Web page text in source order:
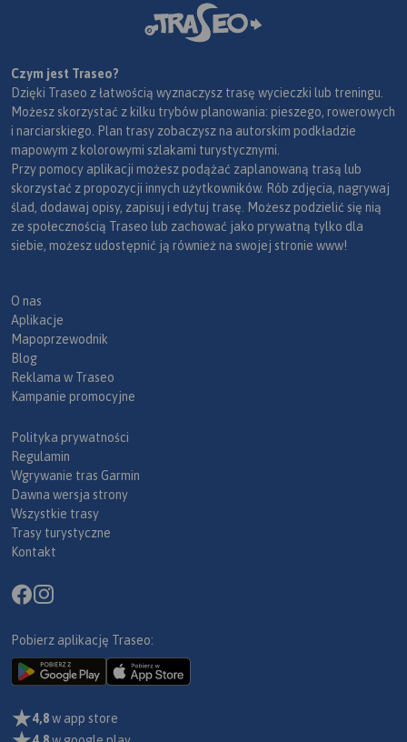
Czym jest Traseo?
Dzięki Traseo z łatwością wyznaczysz trasę wycieczki lub treningu.
Możesz skorzystać z kilku trybów planowania: pieszego, rowerowych
i narciarskiego. Plan trasy zobaczysz na autorskim podkładzie
mapowym z kolorowymi szlakami turystycznymi.
Przy pomocy aplikacji możesz podążać zaplanowaną trasą lub
skorzystać z propozycji innych użytkowników. Rób zdjęcia, nagrywaj
ślad, dodawaj opisy, zapisuj i edytuj trasę. Możesz podzielić się nią
ze społecznością Traseo lub zachować jako prywatną tylko dla
siebie, możesz udostępnić ją również na swojej stronie www!
O nas
Aplikacje
Mapoprzewodnik
Blog
Reklama w Traseo
Kampanie promocyjne
Polityka prywatności
Regulamin
Wgrywanie tras Garmin
Dawna wersja strony
Wszystkie trasy
Trasy turystyczne
Kontakt
Pobierz aplikację Traseo:
4,8w app store